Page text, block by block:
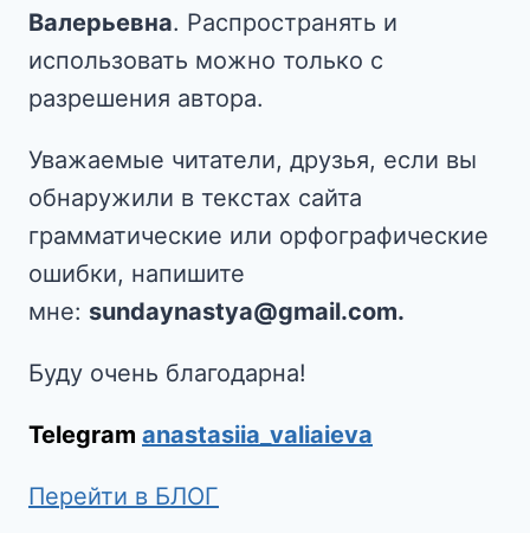
Валерьевна. Распространять и
использовать можно только с
разрешения автора.
Уважаемые читатели, друзья, если вы
обнаружили в текстах сайта
грамматические или орфографические
ошибки, напишите
мне: sundaynastya@gmail.com.
Буду очень благодарна!
Telegram anastasiia_valiaieva
Перейти в БЛОГ